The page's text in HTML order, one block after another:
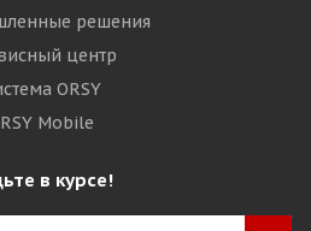
решения
центр
ORSY
Mobile
в курсе!